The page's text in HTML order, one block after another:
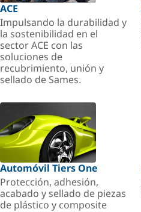
ACE
Impulsando la durabilidad y
la sostenibilidad en el
sector ACE con las
soluciones de
recubrimiento, unión y
sellado de Sames.
Automóvil Tiers One
Protección, adhesión,
acabado y sellado de piezas
de plástico y composite